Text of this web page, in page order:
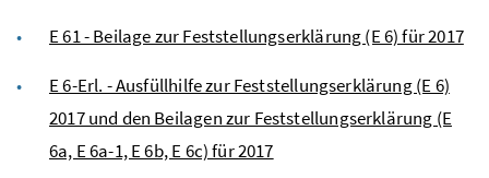
E 61 - Beilage zur Feststellungserklärung (E 6) für 2017
E 6-Erl. - Ausfüllhilfe zur Feststellungserklärung (E 6)
2017 und den Beilagen zur Feststellungserklärung (E
6a, E 6a-1, E 6b, E 6c) für 2017